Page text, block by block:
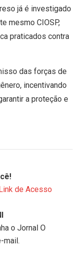
já é investigado
mesmo CIOSP,
praticados contra
das forças de
incentivando
a proteção e
de Acesso
o Jornal O
mail.